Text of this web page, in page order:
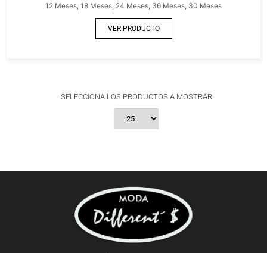
12 Meses, 18 Meses, 24 Meses, 36 Meses, 30 Meses
VER PRODUCTO
SELECCIONA LOS PRODUCTOS A MOSTRAR